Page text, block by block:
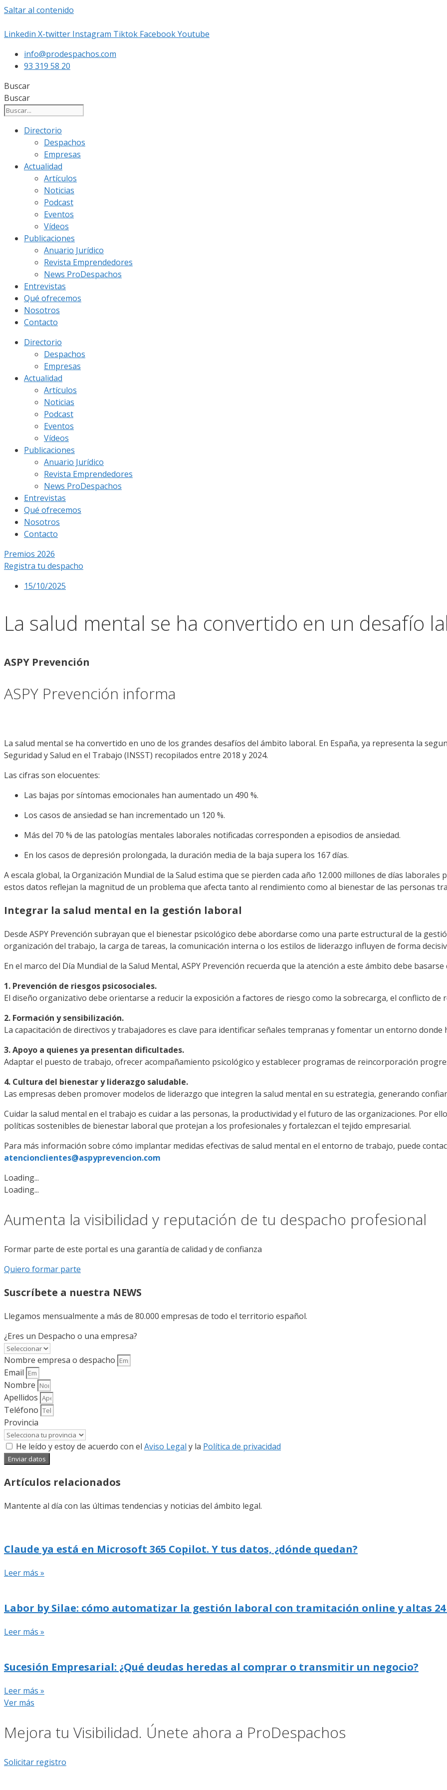
Saltar al contenido
Linkedin X-twitter Instagram Tiktok FacebookYoutube
info@prodespachos.com
93 319 58 20
Buscar
Buscar
Directorio
Despachos
Empresas
Actualidad
Artículos
Noticias
Podcast
Eventos
Vídeos
Publicaciones
Anuario Jurídico
Revista Emprendedores
News ProDespachos
Entrevistas
Qué ofrecemos
Nosotros
Contacto
Directorio
Despachos
Empresas
Actualidad
Artículos
Noticias
Podcast
Eventos
Vídeos
Publicaciones
Anuario Jurídico
Revista Emprendedores
News ProDespachos
Entrevistas
Qué ofrecemos
Nosotros
Contacto
Premios 2026
Registra tu despacho
15/10/2025
La salud mental se ha convertido en un desafío
ASPY Prevención
ASPY Prevención informa
La salud mental se ha convertido en uno de los grandes desafíos del ámbito laboral. En España, ya representa la
Seguridad y Salud en el Trabajo (INSST) recopilados entre 2018 y 2024.
Las cifras son elocuentes:
Las bajas por síntomas emocionales han aumentado un 490 %.
Los casos de ansiedad se han incrementado un 120 %.
Más del 70 % de las patologías mentales laborales notificadas corresponden a episodios de ansiedad.
En los casos de depresión prolongada, la duración media de la baja supera los 167 días.
A escala global, la Organización Mundial de la Salud estima que se pierden cada año 12.000 millones de días
estos datos reflejan la magnitud de un problema que afecta tanto al rendimiento como al bienestar de las personas
Integrar la salud mental en la gestión laboral
Desde ASPY Prevención subrayan que el bienestar psicológico debe abordarse como una parte estructural de la
organización del trabajo, la carga de tareas, la comunicación interna o los estilos de liderazgo influyen de forma
En el marco del Día Mundial de la Salud Mental, ASPY Prevención recuerda que la atención a este ámbito debe
1. Prevención de riesgos psicosociales.
El diseño organizativo debe orientarse a reducir la exposición a factores de riesgo como la sobrecarga, el conflicto de
2. Formación y sensibilización.
La capacitación de directivos y trabajadores es clave para identificar señales tempranas y fomentar un entorno
3. Apoyo a quienes ya presentan dificultades.
Adaptar el puesto de trabajo, ofrecer acompañamiento psicológico y establecer programas de reincorporación
4. Cultura del bienestar y liderazgo saludable.
Las empresas deben promover modelos de liderazgo que integren la salud mental en su estrategia, generando
Cuidar la salud mental en el trabajo es cuidar a las personas, la productividad y el futuro de las organizaciones. Por
políticas sostenibles de bienestar laboral que protejan a los profesionales y fortalezcan el tejido empresarial.
Para más información sobre cómo implantar medidas efectivas de salud mental en el entorno de trabajo, puede
atencionclientes@aspyprevencion.com
Loading...
Loading...
Aumenta la visibilidad y reputación de tu despacho profesional
Formar parte de este portal es una garantía de calidad y de confianza
Quiero formar parte
Suscríbete a nuestra NEWS
Llegamos mensualmente a más de 80.000 empresas de todo el territorio español.
¿Eres un Despacho o una empresa?
Nombre empresa o despacho
Email
Nombre
Apellidos
Teléfono
Provincia
He leído y estoy de acuerdo con el Aviso Legal y la Política de privacidad
Enviar datos
Artículos relacionados
Mantente al día con las últimas tendencias y noticias del ámbito legal.
Claude ya está en Microsoft 365 Copilot. Y tus datos, ¿dónde quedan?
Leer más »
Labor by Silae: cómo automatizar la gestión laboral con tramitación online y altas
Leer más »
Sucesión Empresarial: ¿Qué deudas heredas al comprar o transmitir un negocio?
Leer más »
Ver más
Mejora tu Visibilidad. Únete ahora a ProDespachos
Solicitar registro